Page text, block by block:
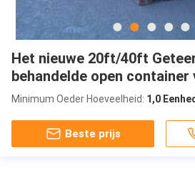
Het nieuwe 20ft/40ft
behandelde open
Minimum Oeder Hoeveelheid: 1,0
Beste prijs